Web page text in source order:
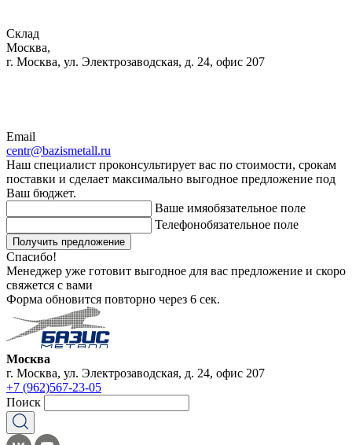
Склад
Москва,
г. Москва, ул. Электрозаводская, д. 24, офис 207
Email
centr@bazismetall.ru
Наш специалист проконсультирует вас по стоимости, срокам
поставки и сделает максимально выгодное предложение под
Ваш бюджет.
Ваше имяобязательное поле
Телефонобязательное поле
Получить предложение
Спасибо!
Менеджер уже готовит выгодное для вас предложение и скоро
свяжется с вами
Форма обновится повторно через 6 сек.
Москва
г. Москва, ул. Электрозаводская, д. 24, офис 207
+7 (962)567-23-05
Поиск